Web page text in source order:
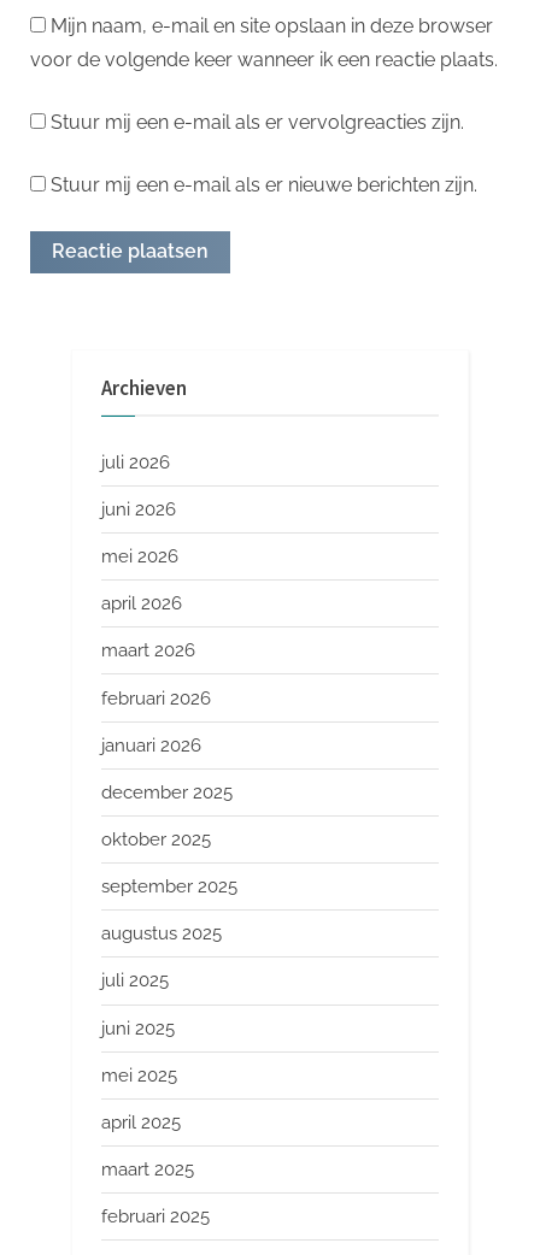
Mijn naam, e-mail en site opslaan in deze browser
voor de volgende keer wanneer ik een reactie plaats.
Stuur mij een e-mail als er vervolgreacties zijn.
Stuur mij een e-mail als er nieuwe berichten zijn.
Archieven
juli 2026
juni 2026
mei 2026
april 2026
maart 2026
februari 2026
januari 2026
december 2025
oktober 2025
september 2025
augustus 2025
juli 2025
juni 2025
mei 2025
april 2025
maart 2025
februari 2025